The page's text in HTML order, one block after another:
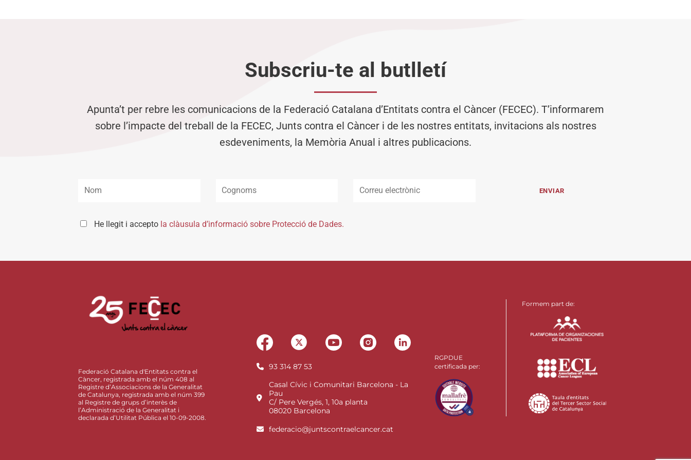
Subscriu-te al butlletí
Apunta’t per rebre les comunicacions de la Federació Catalana d’Entitats contra el Càncer (FECEC). T’informarem
sobre l’impacte del treball de la FECEC, Junts contra el Càncer i de les nostres entitats, invitacions als nostres
esdeveniments, la Memòria Anual i altres publicacions.
He llegit i accepto la clàusula d’informació sobre Protecció de Dades.
Federació Catalana d'Entitats contra el
Càncer, registrada amb el núm 408 al
Registre d’Associacions de la Generalitat
de Catalunya, registrada amb el núm 399
al Registre de grups d’interès de
l’Administració de la Generalitat i
declarada d’Utilitat Pública el 10-09-2008.
93 314 87 53
Casal Cívic i Comunitari Barcelona - La
Pau
C/ Pere Vergés, 1, 10a planta
08020 Barcelona
federacio@juntscontraelcancer.cat
RGPDUE
certificada per:
Formem part de: